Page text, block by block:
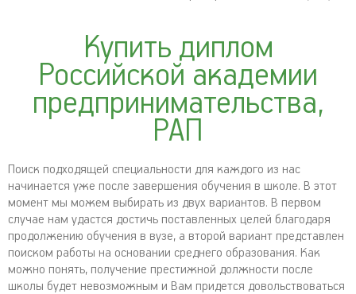
Купить диплом
Российской академии
предпринимательства,
РАП
Поиск подходящей специальности для каждого из нас
начинается уже после завершения обучения в школе. В этот
момент мы можем выбирать из двух вариантов. В первом
случае нам удастся достичь поставленных целей благодаря
продолжению обучения в вузе, а второй вариант представлен
поиском работы на основании среднего образования. Как
можно понять, получение престижной должности после
школы будет невозможным и Вам придется довольствоваться